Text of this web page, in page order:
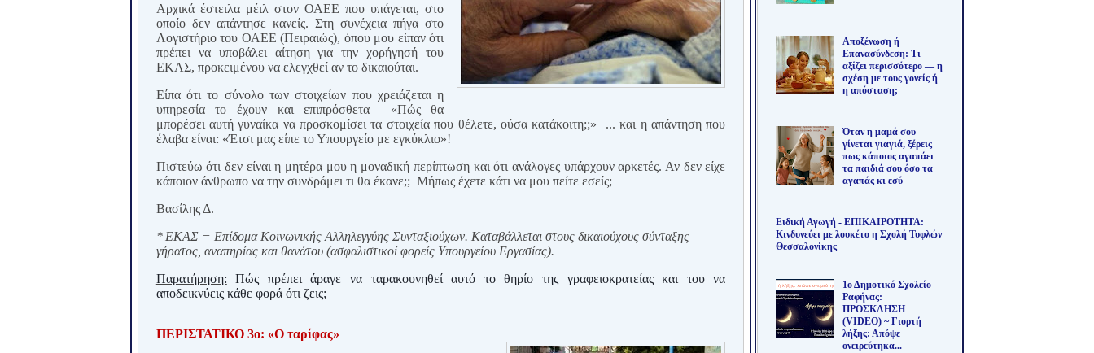
Αρχικά έστειλα μέιλ στον ΟΑΕΕ που υπάγεται, στο
οποίο δεν απάντησε κανείς. Στη συνέχεια πήγα στο
Λογιστήριο του ΟΑΕΕ (Πειραιώς), όπου μου είπαν ότι
πρέπει να υποβάλει αίτηση για την χορήγησή του
ΕΚΑΣ, προκειμένου να ελεγχθεί αν το δικαιούται.
Είπα ότι το σύνολο των στοιχείων που χρειάζεται η
υπηρεσία το έχουν και επιπρόσθετα
«Πώς θα
μπορέσει αυτή γυναίκα να προσκομίσει τα στοιχεία που θέλετε, ούσα κατάκοιτη;;»
... και η απάντηση που
έλαβα είναι: «Έτσι μας είπε το Υπουργείο με εγκύκλιο»!
Πιστεύω ότι δεν είναι η μητέρα μου η μοναδική περίπτωση και ότι ανάλογες υπάρχουν αρκετές. Αν δεν είχε
κάποιον άνθρωπο να την συνδράμει τι θα έκανε;; Μήπως έχετε κάτι να μου πείτε εσείς;
Βασίλης Δ.
* ΕΚΑΣ = Επίδομα Κοινωνικής Αλληλεγγύης Συνταξιούχων. Καταβάλλεται στους δικαιούχους σύνταξης
γήρατος, αναπηρίας και θανάτου (ασφαλιστικοί φορείς Υπουργείου Εργασίας).
Παρατήρηση: Πώς πρέπει άραγε να ταρακουνηθεί αυτό το θηρίο της γραφειοκρατείας και του να
αποδεικνύεις κάθε φορά ότι ζεις;
ΠΕΡΙΣΤΑΤΙΚΟ 3ο: «Ο ταρίφας»
Αποξένωση ή
Επανασύνδεση: Τι
αξίζει περισσότερο — η
σχέση με τους γονείς ή
η απόσταση;
Όταν η μαμά σου
γίνεται γιαγιά, ξέρεις
πως κάποιος αγαπάει
τα παιδιά σου όσο τα
αγαπάς κι εσύ
Ειδική Αγωγή - ΕΠΙΚΑΙΡΟΤΗΤΑ:
Κινδυνεύει με λουκέτο η Σχολή Τυφλών
Θεσσαλονίκης
1ο Δημοτικό Σχολείο
Ραφήνας:
ΠΡΟΣΚΛΗΣΗ
(VIDEO) ~ Γιορτή
λήξης: Απόψε
ονειρεύτηκα...